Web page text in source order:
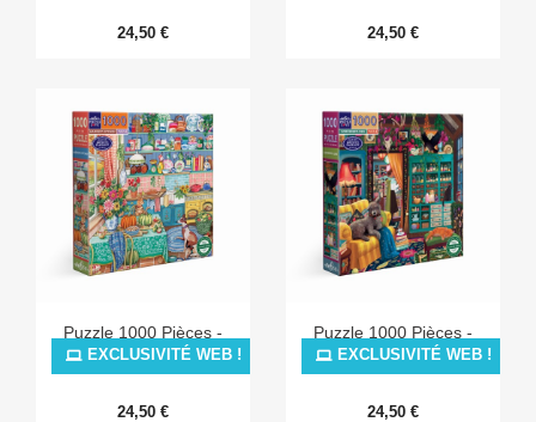
24,50 € 24,50 €
Puzzle 1000 Pièces -
Harvest Kitchen
24,50 €
EXCLUSIVITÉ WEB !
Puzzle 1000 Pièces -
Sorcerer's Den
24,50 €
EXCLUSIVITÉ WEB !